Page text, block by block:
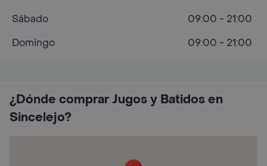
¿Dónde comprar Jugos y Batidos en
Sincelejo?
Sábado
09:00 - 21:00
Domingo
09:00 - 21:00